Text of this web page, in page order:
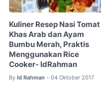
Kuliner Resep Nasi Tomat
Khas Arab dan Ayam
Bumbu Merah, Praktis
Menggunakan Rice
Cooker- IdRahman
By Id Rahman • 04 Oktober 2017